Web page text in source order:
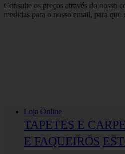
Consulte os preços através do nosso
medidas para o nosso email, para
Loja Online
TAPETES E
E FAQUEIROS